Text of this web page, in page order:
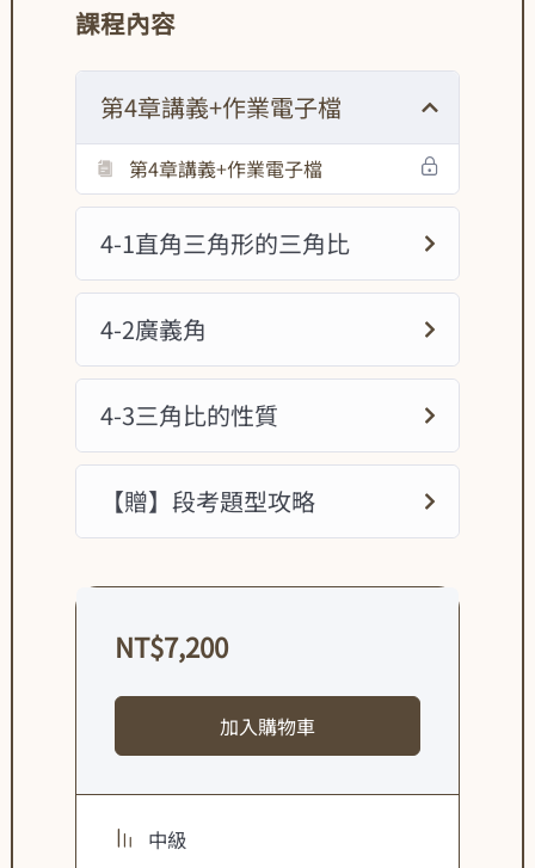
課程內容
第4章講義+作業電子檔
第4章講義+作業電子檔
4-1直角三角形的三角比
4-2廣義角
4-3三角比的性質
【贈】段考題型攻略
NT$7,200
加入購物車
中級